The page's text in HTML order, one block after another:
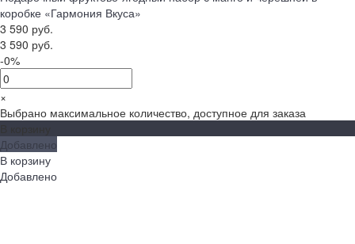
коробке «Гармония Вкуса»
3 590 руб.
3 590 руб.
-0%
×
Выбрано максимальное количество, доступное для заказа
Добавлено
В корзину
Добавлено